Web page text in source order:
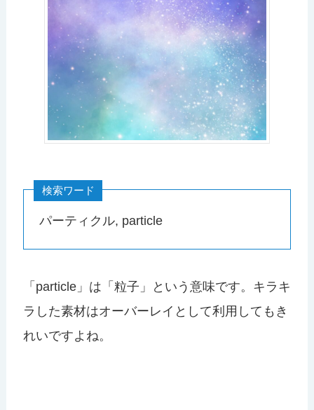
検索ワード
パーティクル, particle
「particle」は「粒子」という意味です。キラキ
ラした素材はオーバーレイとして利用してもき
れいですよね。